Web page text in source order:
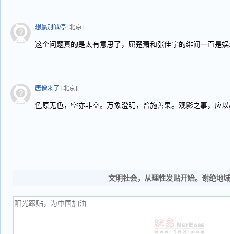
想贏别喊停 [北京]
这个问题真的是太有意思了，屈楚萧和张佳宁的绯闻一直是
唐僧来了 [北京]
色原无色，空亦非空。万象澄明，普施善果。观影之事，应
文明社会，从理性发贴开始。谢绝地